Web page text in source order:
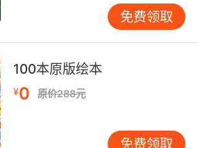
度也快了很多。到了初二下学
已经稳定在80分以上。 第二
改变“死记硬背”的模式，让英
。 词汇学习：不要孤立地背
和语境中学习。比如学习
词，可以让孩子造几个句子：
have breakfast every day.”
，又能掌握用法。 语法掌握：
免费领取
100本原版绘本
¥0 原价288元
免费领取